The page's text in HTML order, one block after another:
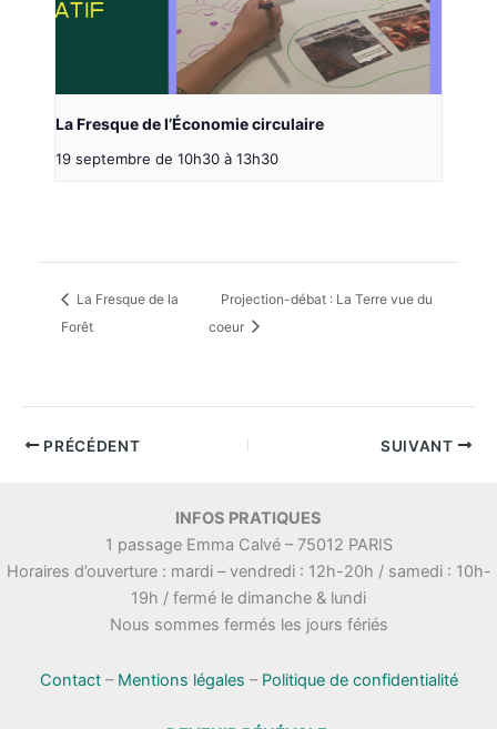
La Fresque de l’Économie circulaire
19 septembre de 10h30 à 13h30
La Fresque de la
Forêt
Projection-débat : La Terre vue du
coeur
PRÉCÉDENT SUIVANT
INFOS PRATIQUES
1 passage Emma Calvé – 75012 PARIS
Horaires d’ouverture : mardi – vendredi : 12h-20h / samedi : 10h-
19h / fermé le dimanche & lundi
Nous sommes fermés les jours fériés
Contact– Mentions légales – Politique de confidentialité